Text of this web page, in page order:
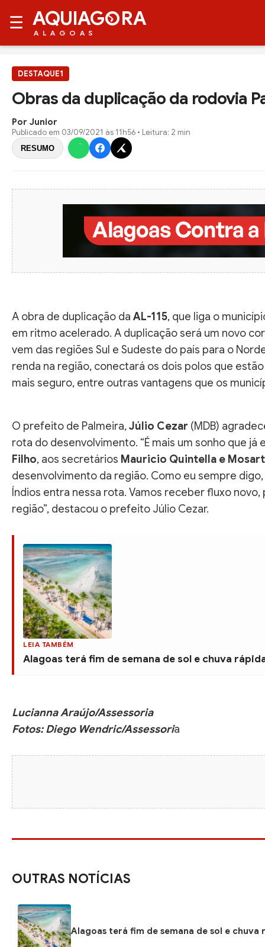
☰ AQUIAG RA
ALAGOAS
DESTAQUE1
Obras da duplicação da rodovia
Por Junior
Publicado em 03/09/2021 às 11h56 • Leitura: 2 min
RESUMO
A obra de duplicação da AL-115, que liga o
em ritmo acelerado. A duplicação será um novo
vem das regiões Sul e Sudeste do país para o
renda na região, conectará os dois polos que
mais seguro, entre outras vantagens que os
O prefeito de Palmeira,Júlio Cezar (MDB)
rota do desenvolvimento. “É mais um sonho que
Filho, aos secretários Mauricio Quintella e
desenvolvimento da região. Como eu sempre
Índios entra nessa rota. Vamos receber fluxo
região”, destacou o prefeito Júlio Cezar.
LEIA TAMBÉM
Alagoas terá fim de semana de sol e chuva
Lucianna Araújo/Assessoria
Fotos: Diego Wendric/Assessoria
OUTRAS NOTÍCIAS
Alagoas terá fim de semana de sol e